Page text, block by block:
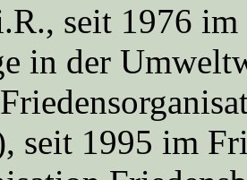
seit 1976
in der
seit 1995 im